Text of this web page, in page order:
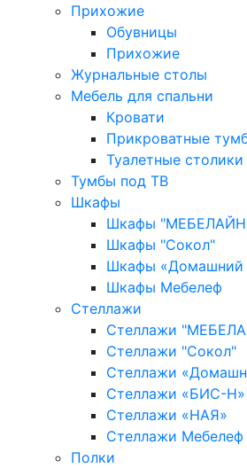
Прихожие
Обувницы
Прихожие
Журнальные столы
Мебель для спальни
Кровати
Прикроватные
Туалетные столики
Тумбы под ТВ
Шкафы
Шкафы
Шкафы "Сокол"
Шкафы «Домашний
Шкафы Мебелеф
Стеллажи
Стеллажи
Стеллажи "Сокол"
Стеллажи
Стеллажи «БИС-Н»
Стеллажи «НАЯ»
Стеллажи Мебелеф
Полки